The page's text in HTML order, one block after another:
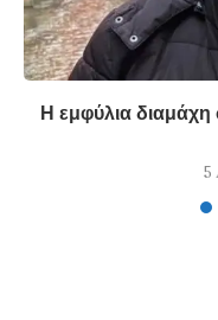
Η εμφύλια διαμάχη
5